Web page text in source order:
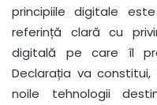
principiile digitale
referință clară cu
digitală pe care îl
Declarația va
noile tehnologii